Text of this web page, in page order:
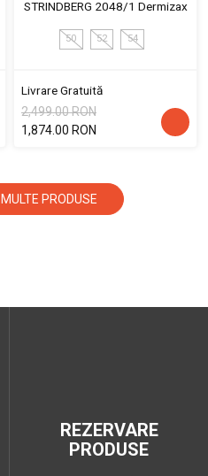
STRINDBERG 2048/1 Dermizax
50 52 54
Livrare Gratuită
2,499.00 RON
1,874.00 RON
PRODUSE
REZERVARE
PRODUSE